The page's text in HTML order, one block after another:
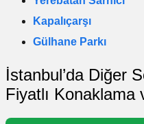
Kapalıçarşı
Gülhane Parkı
İstanbul’da Diğer
Fiyatlı Konaklama